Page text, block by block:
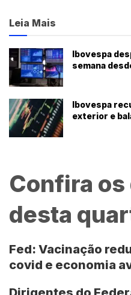
Leia Mais
Ibovespa
semana
Ibovespa
exterior e
Confira
desta
Fed: Vacinação
covid e economia